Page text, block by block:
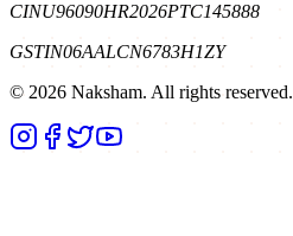
CINU96090HR2026PTC145888
GSTIN06AALCN6783H1ZY
© 2026 Naksham. All rights reserved.